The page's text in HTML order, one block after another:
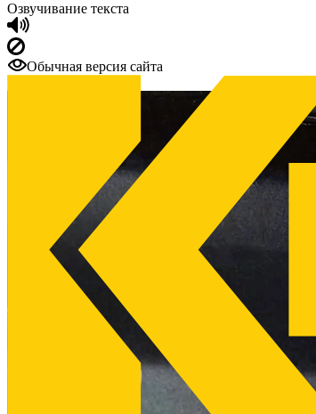
Озвучивание текста
Обычная версия сайта